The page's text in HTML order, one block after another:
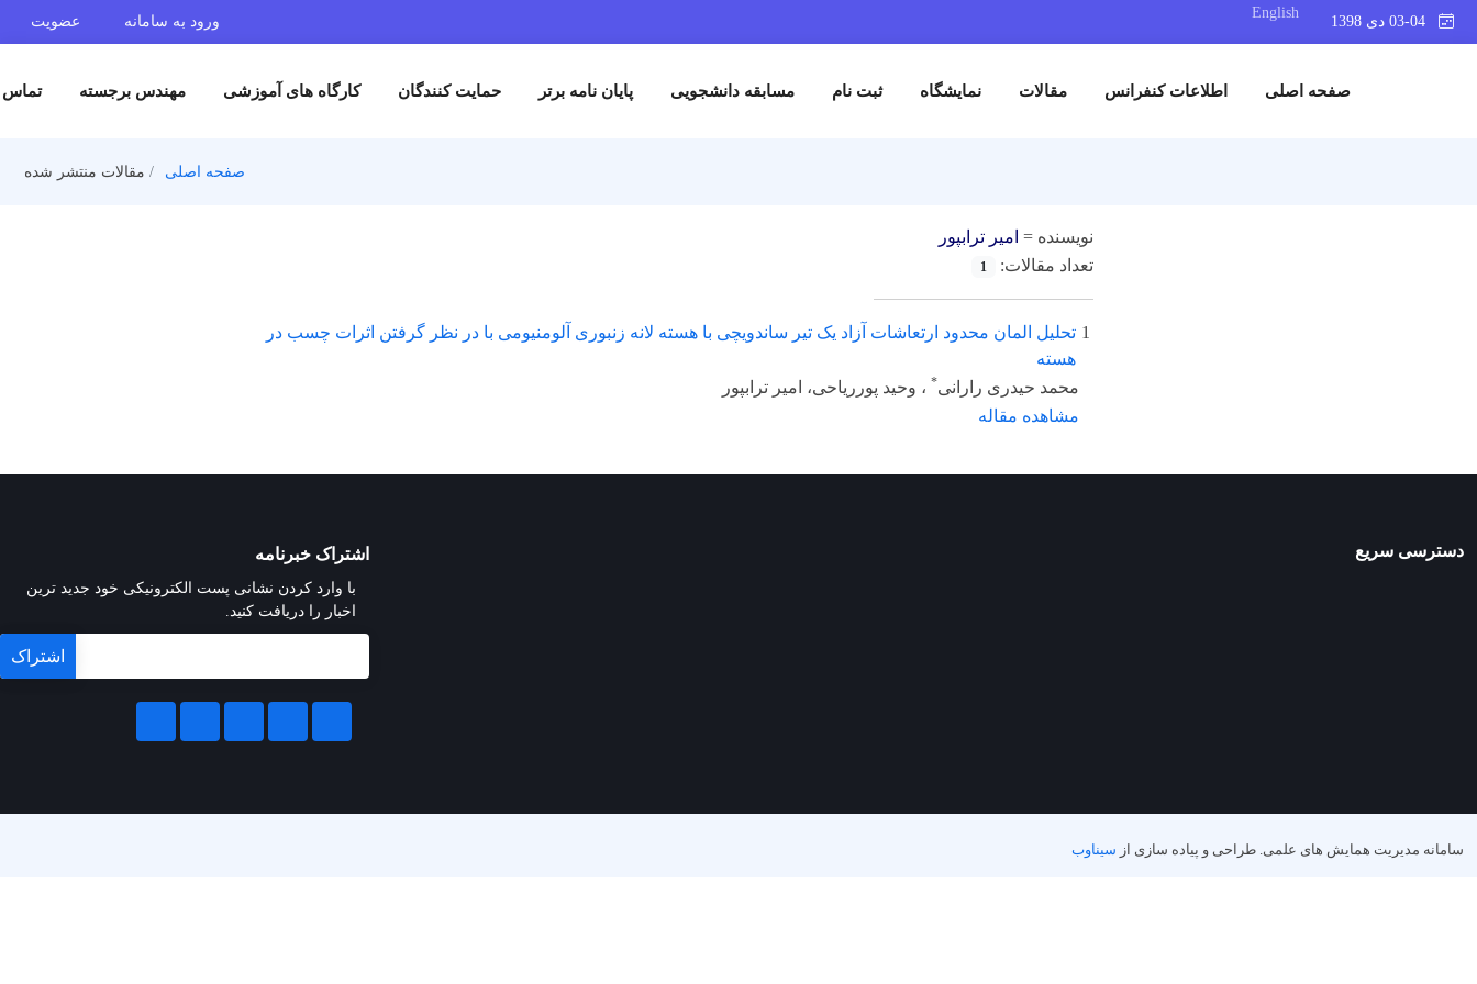
English
ورود به سامانه عضویت
صفحه اصلی اطلاعات کنفرانس مقالات نمایشگاه ثبت نام مسابقه دانشجویی پایان نامه برتر حمایت کنندگان کارگاه های آموزشی مهندس برجسته تماس
صفحه اصلی مقالات منتشر شده
نویسنده = امیر ترابپور
تعداد مقالات:
1
1 تحلیل المان محدود ارتعاشات آزاد یک تیر ساندویچی با هسته لانه زنبوری آلومنیومی با در نظر گرفتن اثرات چسب در
هسته
محمد حیدری رارانی* ، وحید پورریاحی، امیر ترابپور
مشاهده مقاله
دسترسی سریع اشتراک خبرنامه
با وارد کردن نشانی پست الکترونیکی خود جدید ترین
اخبار را دریافت کنید.
سامانه مدیریت همایش های علمی. طراحی و پیاده سازی از سیناوب